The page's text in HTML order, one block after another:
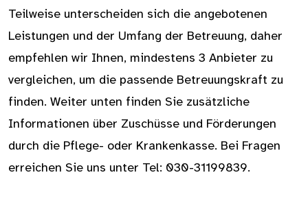
Teilweise unterscheiden sich die angebotenen
Leistungen und der Umfang der Betreuung, daher
empfehlen wir Ihnen, mindestens 3 Anbieter zu
vergleichen, um die passende Betreuungskraft zu
finden. Weiter unten finden Sie zusätzliche
Informationen über Zuschüsse und Förderungen
durch die Pflege- oder Krankenkasse. Bei Fragen
erreichen Sie uns unter Tel: 030-31199839.